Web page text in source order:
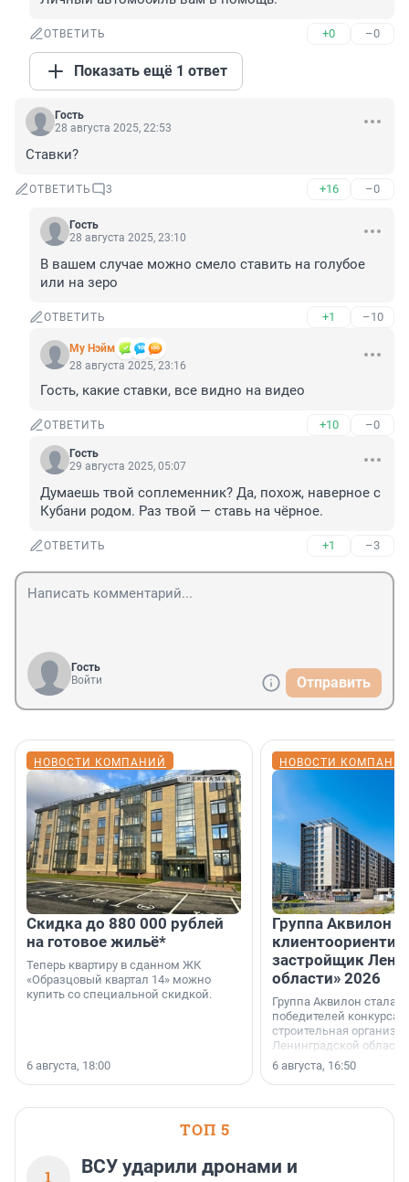
ОТВЕТИТЬ +0 –0
Показать ещё 1 ответ
Гость
28 августа 2025, 22:53
Ставки?
ОТВЕТИТЬ 3 +16 –0
Гость
28 августа 2025, 23:10
В вашем случае можно смело ставить на голубое
или на зеро
ОТВЕТИТЬ +1 –10
Му Нэйм
28 августа 2025, 23:16
Гость, какие ставки, все видно на видео
ОТВЕТИТЬ +10 –0
Гость
29 августа 2025, 05:07
Думаешь твой соплеменник? Да, похож, наверное с
Кубани родом. Раз твой — ставь на чёрное.
ОТВЕТИТЬ +1 –3
Гость
Войти
Отправить
НОВОСТИ КОМПАНИЙ
Скидка до 880 000 рублей
на готовое жильё*
Теперь квартиру в сданном ЖК
«Образцовый квартал 14» можно
купить со специальной скидкой.
6 августа, 18:00
НОВОСТИ
Группа Аквилон
застройщик
области» 2026
Группа Аквилон стала
победителей конкурса
строительная
Ленинградской области
номинации «Самый
застройщик
области».
6 августа, 16:50
ТОП 5
1
ВСУ ударили дронами и